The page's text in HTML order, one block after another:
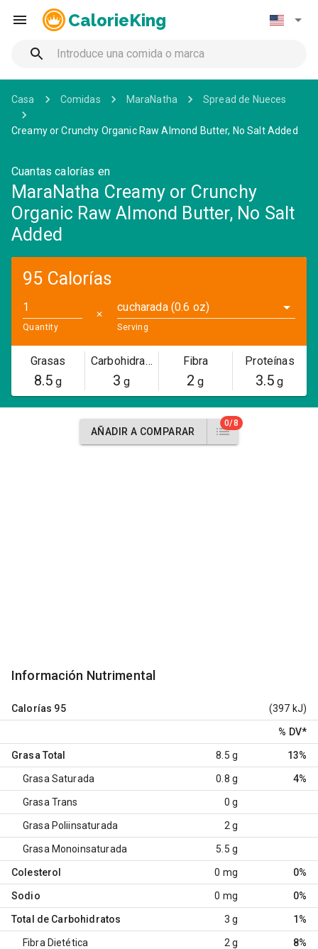
CalorieKing
Casa Comidas MaraNatha Spread de Nueces
Creamy or Crunchy Organic Raw Almond Butter, No Salt Added
Cuantas calorías en
MaraNatha Creamy or Crunchy
Organic Raw Almond Butter, No Salt
Added
95 Calorías
Quantity
✕
cucharada (0.6 oz)
Serving
Grasas
8.5g
Carbohidratos
3 g
Fibra
2 g
Proteínas
3.5 g
AÑADIR A COMPARAR
0/8
Información Nutrimental
Calorías 95 (397 kJ)
% DV*
Grasa Total 8.5 g 13%
Grasa Saturada 0.8 g 4%
Grasa Trans 0 g
Grasa Poliinsaturada 2 g
Grasa Monoinsaturada 5.5 g
Colesterol 0 mg 0%
Sodio 0 mg 0%
Total de Carbohidratos 3 g 1%
Fibra Dietética 2 g 8%